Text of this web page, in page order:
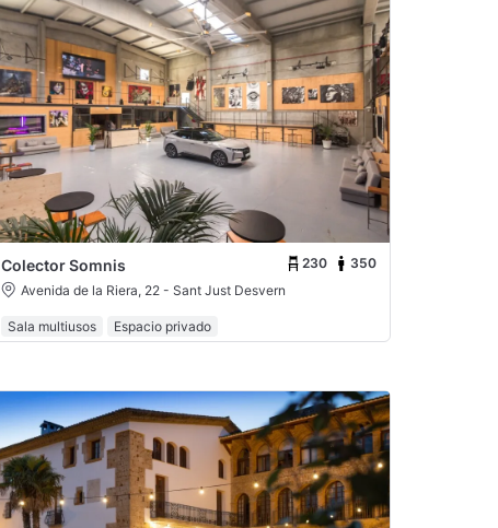
Colector Somnis 230
350
Avenida de la Riera, 22 - Sant Just Desvern
Sala multiusos Espacio privado